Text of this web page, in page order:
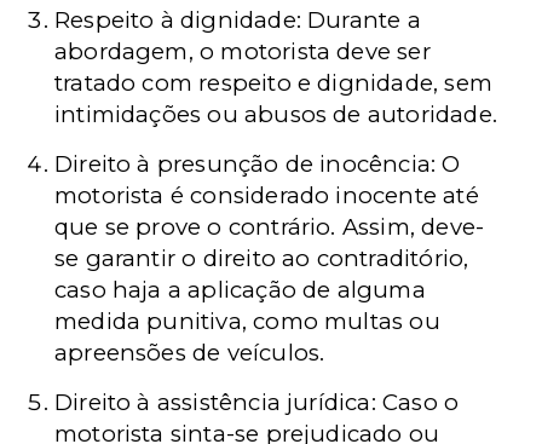
Respeito à dignidade: Durante a
abordagem, o motorista deve ser
tratado com respeito e dignidade, sem
intimidações ou abusos de autoridade.
Direito à presunção de inocência: O
motorista é considerado inocente até
que se prove o contrário. Assim, deve-
se garantir o direito ao contraditório,
caso haja a aplicação de alguma
medida punitiva, como multas ou
apreensões de veículos.
Direito à assistência jurídica: Caso o
motorista sinta-se prejudicado ou